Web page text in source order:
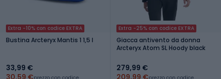
Extra -10% con codice EXTRA
Bustina Arcteryx Mantis 1 1,5 l
33,99 €
30,59 €
Extra -25% con codice EXTRA
Giacca antivento da donna
Arcteryx Atom SL Hoody black
279,99 €
209,99 €